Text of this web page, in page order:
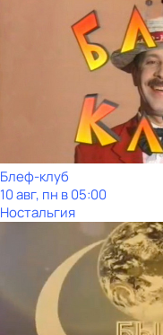
Блеф-клуб
10 авг, пн в 05:00
Ностальгия